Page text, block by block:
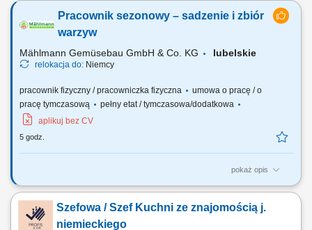
serwisowe u klientów, głównie na terenie Europy. Zakres obowiązków
Montaż mechaniczny maszyn i urządzeń przemysłowych; Montaż
podzespołów mechanicznych, konstrukcji stalowych, rurociągów,
Pracownik sezonowy – sadzenie i zbiór
warzyw
Mählmann Gemüsebau GmbH & Co. KG lubelskie
relokacja do: Niemcy
pracownik fizyczny / pracowniczka fizyczna
umowa o pracę / o
pracę tymczasową
pełny etat / tymczasowa/dodatkowa
aplikuj bez CV
5 godz.
pokaż opis
Praca sezonowa - sadzenie, zbiór warzyw od 12 sierpnia 2026 Wymiar
systemie akordu grupowego, indywidualnego (zbiór warzyw, sadzenie)
oraz na godziny (od 13,90€/godz. netto-inne prace np. kierowca,
Szefowa / Szef Kuchni ze znajomością j.
niemieckiego